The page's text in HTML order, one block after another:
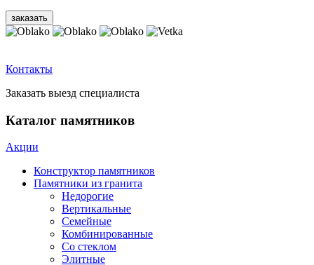
Контакты
Заказать выезд специалиста
Каталог памятников
Акции
Конструктор памятников
Памятники из гранита
Недорогие
Вертикальные
Семейные
Комбинированные
Со стеклом
Элитные